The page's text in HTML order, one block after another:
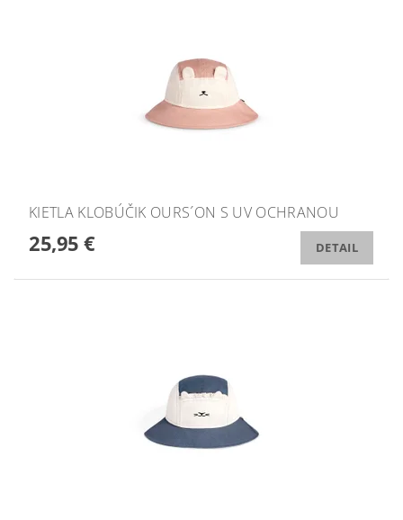
KIETLA KLOBÚČIK OURS´ON S UV OCHRANOU
25,95 € DETAIL